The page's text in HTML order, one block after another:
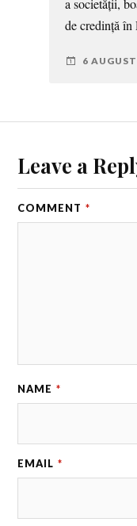
a societății,
de credință în
6
Leave a
COMMENT *
NAME *
EMAIL *